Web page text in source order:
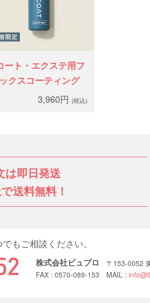
ート・エクステ用フ
クスコーティング
3,960円 (税込)
は即日発送
送料無料！
もご相談ください。
株式会社ビュプロ
〒153-0052
FAX : 0570-089-153
MAIL :